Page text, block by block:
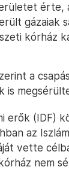
érte,
gázaiak
kórház
a
is
erők (IDF)
az
vette
nem